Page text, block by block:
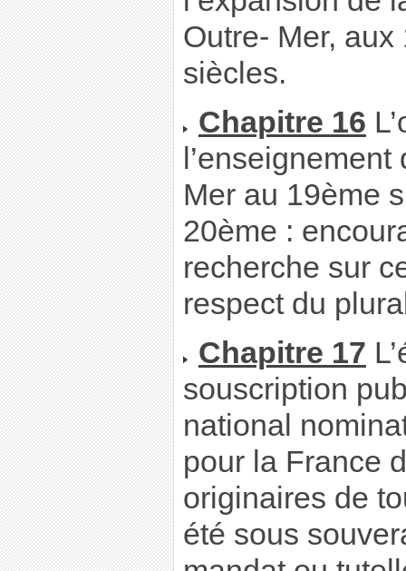
Outre- Mer,
siècles.
Chapitre 16
Mer au 19ème
20ème :
recherche sur
respect du
Chapitre 17
souscription
national
pour la France
originaires de
été sous